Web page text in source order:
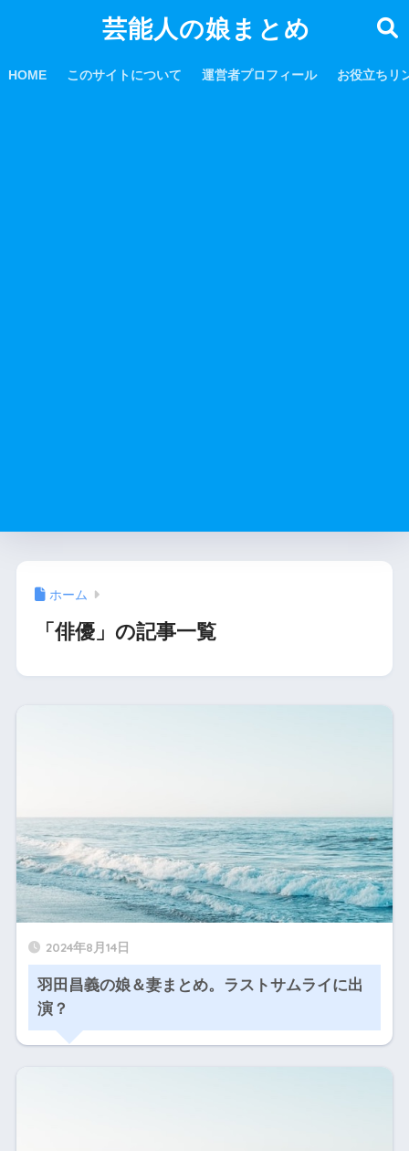
芸能人の娘まとめ
HOME このサイトについて 運営者プロフィール お役立ちリ
ホーム
「俳優」の記事一覧
2024年8月14日
羽田昌義の娘＆妻まとめ。ラストサムライに出
演？